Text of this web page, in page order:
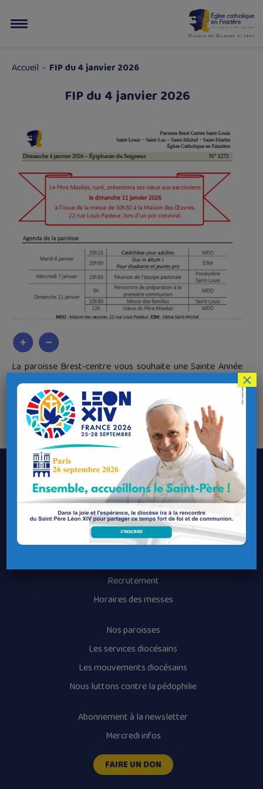
Accueil - FIP du 4 janvier 2026
FIP du 4 janvier 2026
La paroisse Brest-centre vous souhaite une Sainte Année
2026 !
Voici la FIP du 4 janvier, fête de l’Épiphanie :
FIP 4 janvier 2026 Download
Le Diocèse de Quimper et Léon
Contacter le Diocèse
Contacter ma Paroisse
Contacter un service
Recrutement
Horaires des messes
Nos paroisses
Les services diocésains
Les mouvements diocésains
Nous luttons contre la pédophilie
Abonnement à la newsletter
Mercredi infos
FAIRE UN DON
×